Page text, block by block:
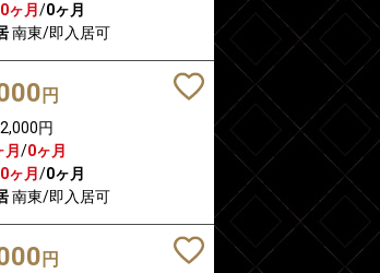
0ヶ月 /0ヶ月
南東/即入居可
円
円
月 /0ヶ月
0ヶ月 /0ヶ月
南東/即入居可
円